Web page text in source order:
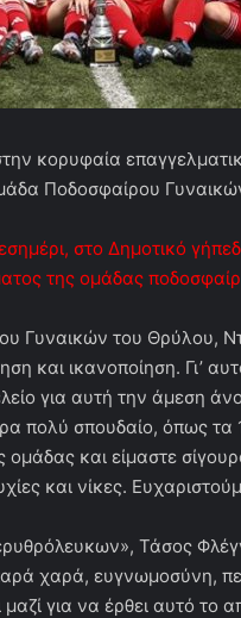
κορυφαία
Ποδοσφαίρου
στο Δημοτικό
της ομάδας
Γυναικών του Θρύλου,
και ικανοποίηση. Γι’
για αυτή την άμεση
πολύ σπουδαίο, όπως τα
και είμαστε
και νίκες.
Τάσος
χαρά, ευγνωμοσύνη,
για να έρθει αυτό το